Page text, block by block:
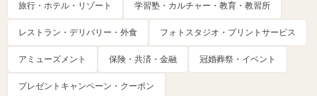
旅行・ホテル・リゾート 学習塾・カルチャー・教育・教習所
レストラン・デリバリー・外食 フォトスタジオ・プリントサービス
アミューズメント 保険・共済・金融 冠婚葬祭・イベント
プレゼントキャンペーン・クーポン